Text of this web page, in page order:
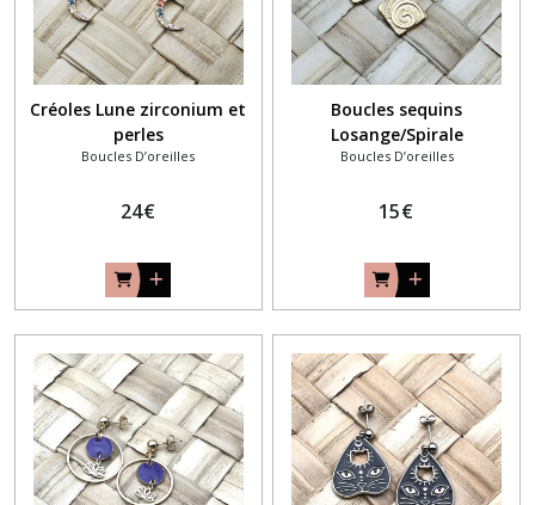
Créoles Lune zirconium et
perles
Boucles D’oreilles
24€
Boucles sequins
Losange/Spirale
Boucles D’oreilles
15€